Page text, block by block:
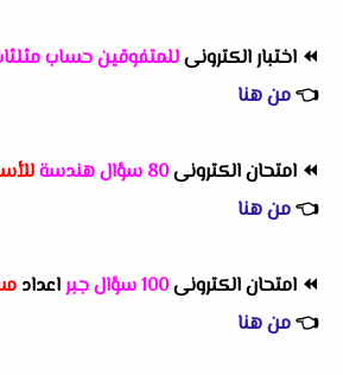
⏪ اختبار الكترونىللمتفوقين حساب
👈من هنا
⏪ امتحان الكترونى80 سؤال هندسة
👈من هنا
⏪ امتحان الكترونى100 سؤال جبر اعداد
👈من هنا